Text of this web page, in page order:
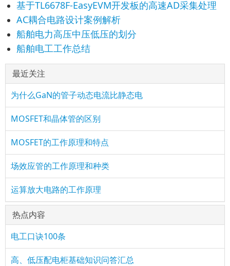
基于TL6678F-EasyEVM开发板的高速AD采集处理
AC耦合电路设计案例解析
船舶电力高压中压低压的划分
船舶电工工作总结
最近关注
为什么GaN的管子动态电流比静态电
MOSFET和晶体管的区别
MOSFET的工作原理和特点
场效应管的工作原理和种类
运算放大电路的工作原理
热点内容
电工口诀100条
高、低压配电柜基础知识问答汇总